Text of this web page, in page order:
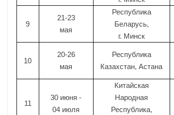
9
21-23
мая
Республика
Беларусь,
г. Минск
10
20-26
мая
Республика
Казахстан, Астана
11
30 июня -
04 июля
Китайская
Народная
Республика,